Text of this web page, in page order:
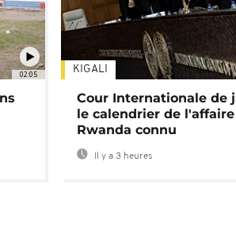
02:05 KIGALI
Cour Internationale de
le calendrier de l'affaire
Rwanda connu
Il y a 3 heures